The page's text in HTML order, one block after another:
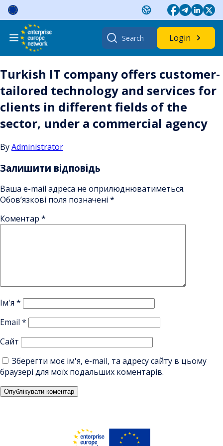
Skip
content
Search
for:
Login
Turkish IT company offers customer-
tailored technology and services for
clients in different fields of the
sector, under a commercial agency
ByAdministrator
Залишити відповідь
Ваша e-mail адреса не оприлюднюватиметься.
Обов’язкові поля позначені *
Коментар *
Ім'я *
Email *
Сайт
Зберегти моє ім'я, e-mail, та адресу сайту в цьому
браузері для моїх подальших коментарів.